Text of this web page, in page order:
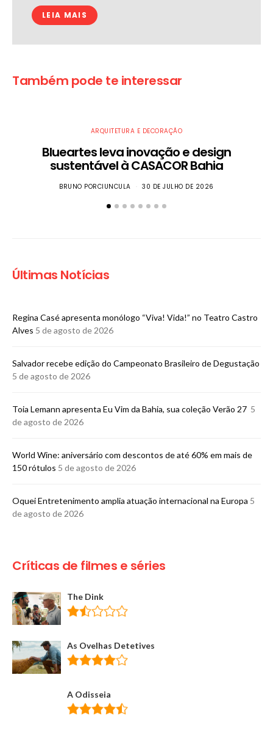
LEIA MAIS
Também pode te interessar
ARQUITETURA E DECORAÇÃO
Blueartes leva inovação e design
sustentável à CASACOR Bahia
BRUNO PORCIUNCULA 30 DE JULHO DE 2026
Últimas Notícias
Regina Casé apresenta monólogo “Viva! Vida!” no Teatro Castro
Alves 5 de agosto de 2026
​Salvador recebe edição do Campeonato Brasileiro de Degustação
5 de agosto de 2026
Toia Lemann apresenta Eu Vim da Bahia, sua coleção Verão 27 5
de agosto de 2026
World Wine: aniversário com descontos de até 60% em mais de
150 rótulos 5 de agosto de 2026
Oquei Entretenimento amplia atuação internacional na Europa 5
de agosto de 2026
Críticas de filmes e séries
The Dink
As Ovelhas Detetives
A Odisseia